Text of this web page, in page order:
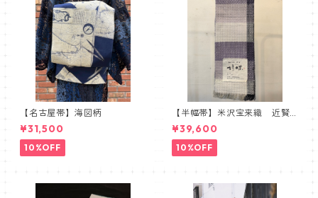
【名古屋帯】海図柄
¥31,500
10%OFF
【半幅帯】米沢宝来織 近賢
織物謹製 胡蝶 ラベンダー
¥39,600
10%OFF